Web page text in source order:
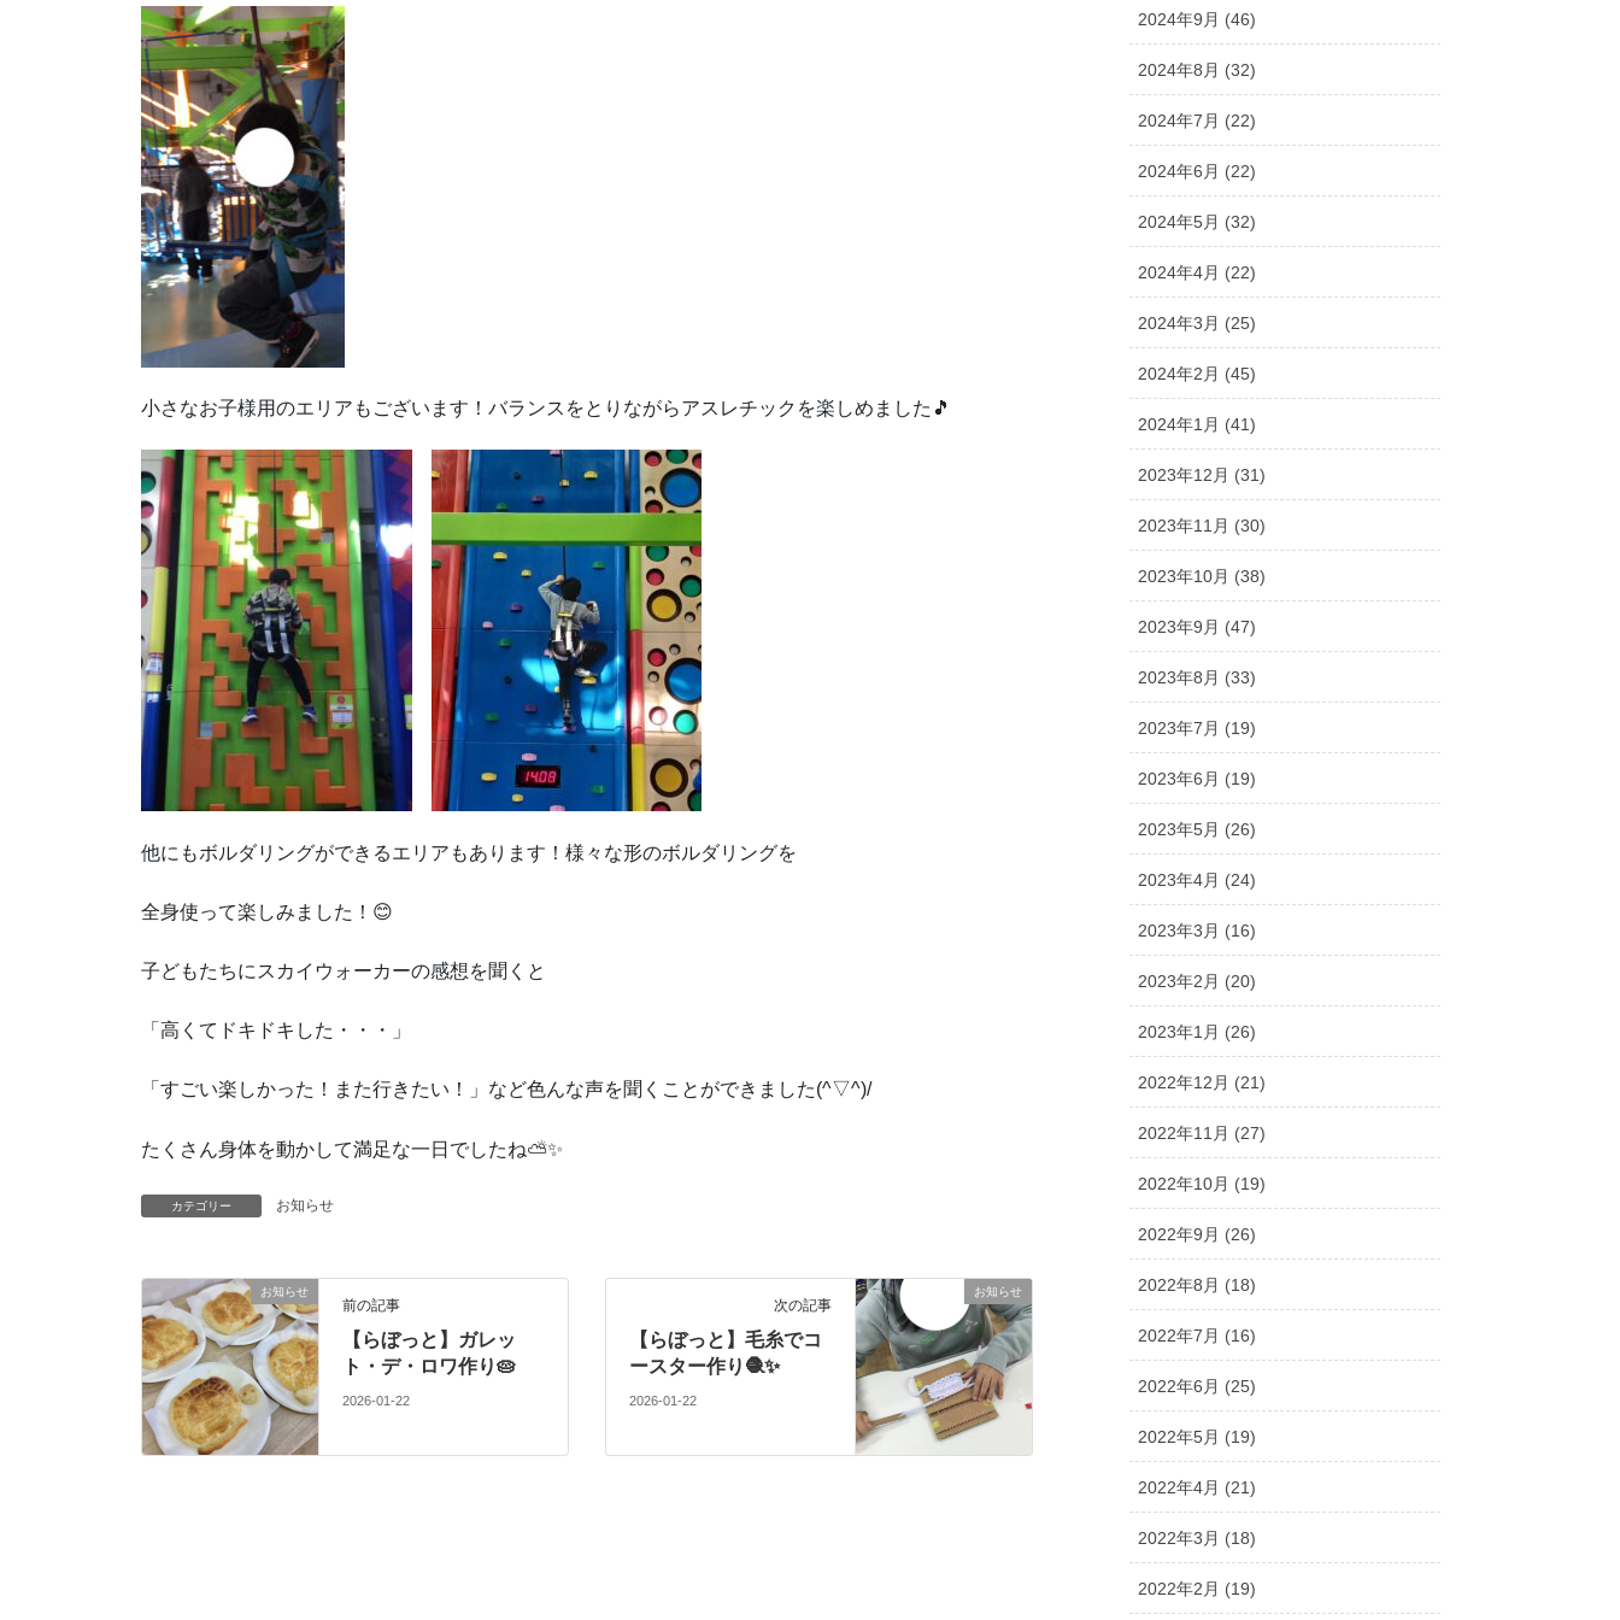
小さなお子様用のエリアもございます！バランスをとりながらアスレチックを楽しめました🎵
他にもボルダリングができるエリアもあります！様々な形のボルダリングを
全身使って楽しみました！😊
子どもたちにスカイウォーカーの感想を聞くと
「高くてドキドキした・・・」
「すごい楽しかった！また行きたい！」など色んな声を聞くことができました(^▽^)/
たくさん身体を動かして満足な一日でしたね⛅✨
カテゴリー お知らせ
お知らせ
前の記事
【らぼっと】ガレッ
ト・デ・ロワ作り🥧
2026-01-22
お知らせ
次の記事
【らぼっと】毛糸でコ
ースター作り🧶✨
2026-01-22
2024年9月 (46)
2024年8月 (32)
2024年7月 (22)
2024年6月 (22)
2024年5月 (32)
2024年4月 (22)
2024年3月 (25)
2024年2月 (45)
2024年1月 (41)
2023年12月 (31)
2023年11月 (30)
2023年10月 (38)
2023年9月 (47)
2023年8月 (33)
2023年7月 (19)
2023年6月 (19)
2023年5月 (26)
2023年4月 (24)
2023年3月 (16)
2023年2月 (20)
2023年1月 (26)
2022年12月 (21)
2022年11月 (27)
2022年10月 (19)
2022年9月 (26)
2022年8月 (18)
2022年7月 (16)
2022年6月 (25)
2022年5月 (19)
2022年4月 (21)
2022年3月 (18)
2022年2月 (19)